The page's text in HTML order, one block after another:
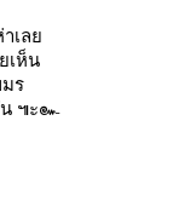
าเล
เห็น
ร
น ๚ะ๛